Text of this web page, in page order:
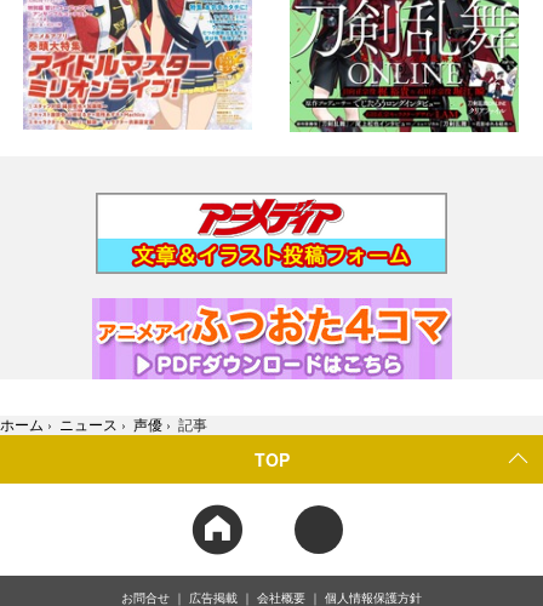
ホーム › ニュース › 声優 › 記事
TOP
お問合せ 広告掲載 会社概要 個人情報保護方針